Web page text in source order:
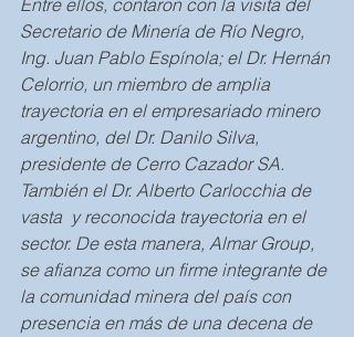
Entre ellos, contaron con la visita del
Secretario de Minería de Río Negro,
Ing. Juan Pablo Espínola; el Dr. Hernán
Celorrio, un miembro de amplia
trayectoria en el empresariado minero
argentino, del Dr. Danilo Silva,
presidente de Cerro Cazador SA.
También el Dr. Alberto Carlocchia de
vasta  y reconocida trayectoria en el
sector. De esta manera, Almar Group,
se afianza como un firme integrante de
la comunidad minera del país con
presencia en más de una decena de